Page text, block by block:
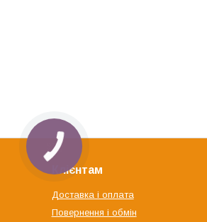
Клієнтам
Доставка і оплата
Повернення і обмін